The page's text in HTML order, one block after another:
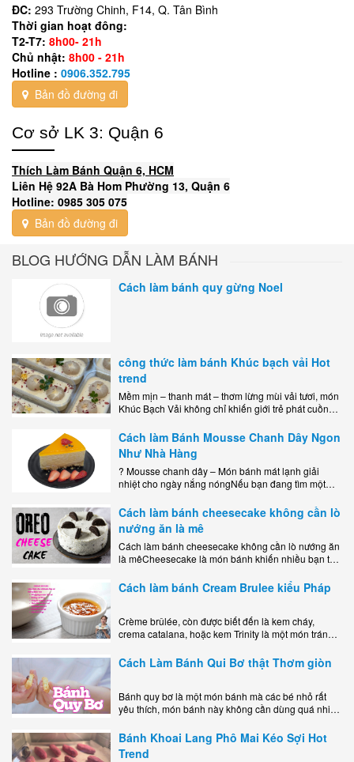
ĐC: 293 Trường Chinh, F14, Q. Tân Bình
Thời gian hoạt đông:
T2-T7: 8h00- 21h
Chủ nhật: 8h00 - 21h
Hotline : 0906.352.795
Bản đồ đường đi
Cơ sở LK 3: Quận 6
Thích Làm Bánh Quận 6, HCM
Liên Hệ 92A Bà Hom Phường 13, Quận 6
Hotline: 0985 305 075
Bản đồ đường đi
BLOG HƯỚNG DẪN LÀM BÁNH
Cách làm bánh quy gừng Noel
công thức làm bánh Khúc bạch vải Hot
trend
Mềm mịn – thanh mát – thơm lừng mùi vải tươi, món
Khúc Bạch Vải không chỉ khiến giới trẻ phát cuồng
Cách làm Bánh Mousse Chanh Dây Ngon
Như Nhà Hàng
? Mousse chanh dây – Món bánh mát lạnh giải
nhiệt cho ngày nắng nóngNếu bạn đang tìm một
dễ..
Cách làm bánh cheesecake không cần lò
nướng ăn là mê
Cách làm bánh cheesecake không cần lò nướng ăn
là mêCheesecake là món bánh khiến nhiều bạn trẻ
kem..
Cách làm bánh Cream Brulee kiểu Pháp
Crème brûlée, còn được biết đến là kem cháy,
crema catalana, hoặc kem Trinity là một món tráng
lớp..
Cách Làm Bánh Qui Bơ thật Thơm giòn
Bánh quy bơ là một món bánh mà các bé nhỏ rất
yêu thích, món bánh này không cần dùng quá nhiều
Bánh Khoai Lang Phô Mai Kéo Sợi Hot
Trend